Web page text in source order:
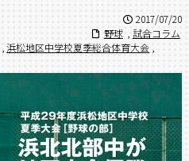
2017/07/20
野球
試合コラム
,浜松地区中学校夏季総合体育大会 ,